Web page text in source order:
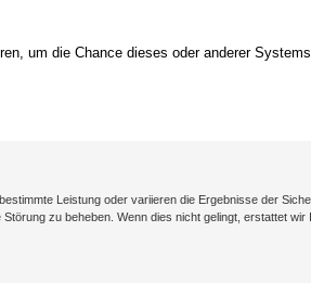
um die Chance dieses oder anderer
Leistung oder variieren die Ergebnisse der
zu beheben. Wenn dies nicht gelingt, erstattet